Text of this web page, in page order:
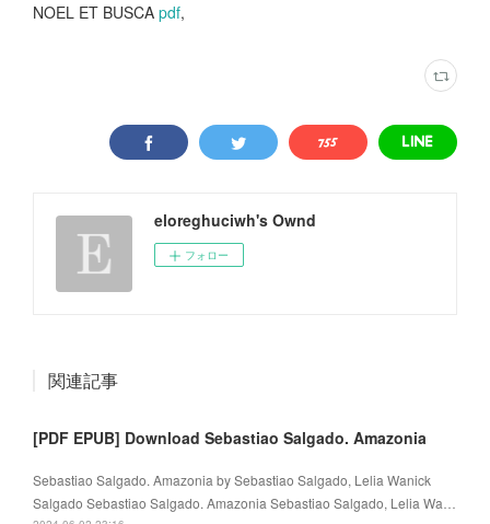
NOEL ET BUSCA pdf,
eloreghuciwh's Ownd
フォロー
関連記事
[PDF EPUB] Download Sebastiao Salgado. Amazonia
Sebastiao Salgado. Amazonia by Sebastiao Salgado, Lelia Wanick
Salgado Sebastiao Salgado. Amazonia Sebastiao Salgado, Lelia Wa…